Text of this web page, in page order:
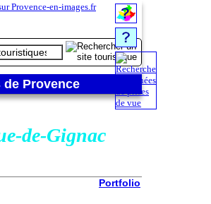
de Provence
de-Gignac
Portfolio